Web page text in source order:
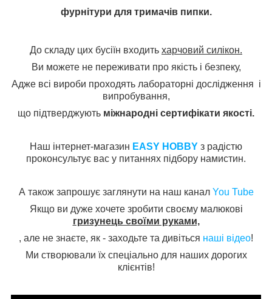
фурнітури для тримачів пипки.
До складу цих бусіїн входить харчовий силікон.
Ви можете не переживати про якість і безпеку,
Адже всі вироби проходять лабораторні дослідження і
випробування,
що підтверджують міжнародні сертифікати якості.
Наш інтернет-магазин EASY HOBBY з радістю
проконсультує вас у питаннях підбору намистин.
А також запрошує заглянути на наш канал You Tube
Якщо ви дуже хочете зробити своєму малюкові
гризунець своїми руками,
, але не знаєте, як - заходьте та дивіться наші відео!
Ми створювали їх спеціально для наших дорогих
клієнтів!